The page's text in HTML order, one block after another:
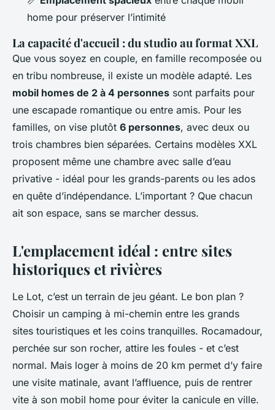
home pour préserver l’intimité
La capacité d'accueil : du studio au format XXL
Que vous soyez en couple, en famille recomposée ou
en tribu nombreuse, il existe un modèle adapté. Les
mobil homes de 2 à 4 personnes sont parfaits pour
une escapade romantique ou entre amis. Pour les
familles, on vise plutôt 6 personnes, avec deux ou
trois chambres bien séparées. Certains modèles XXL
proposent même une chambre avec salle d’eau
privative - idéal pour les grands-parents ou les ados
en quête d’indépendance. L’important ? Que chacun
ait son espace, sans se marcher dessus.
L'emplacement idéal : entre sites
historiques et rivières
Le Lot, c’est un terrain de jeu géant. Le bon plan ?
Choisir un camping à mi-chemin entre les grands
sites touristiques et les coins tranquilles. Rocamadour,
perchée sur son rocher, attire les foules - et c’est
normal. Mais loger à moins de 20 km permet d’y faire
une visite matinale, avant l’affluence, puis de rentrer
vite à son mobil home pour éviter la canicule en ville.